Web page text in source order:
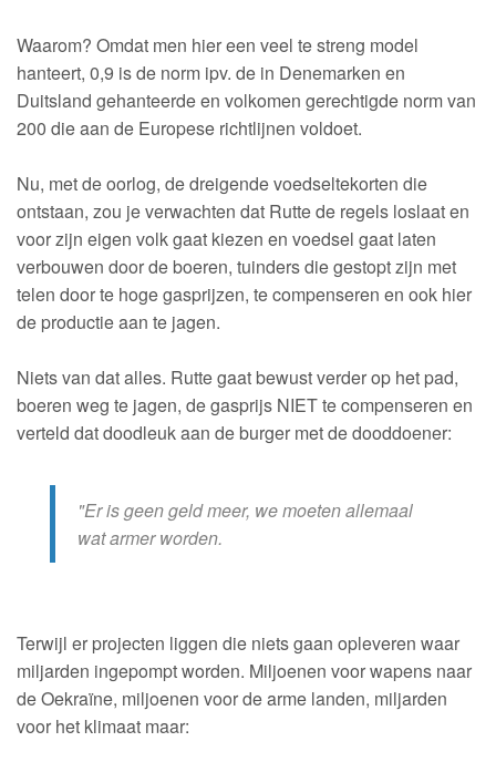
Waarom? Omdat men hier een veel te streng model
hanteert, 0,9 is de norm ipv. de in Denemarken en
Duitsland gehanteerde en volkomen gerechtigde norm van
200 die aan de Europese richtlijnen voldoet.
Nu, met de oorlog, de dreigende voedseltekorten die
ontstaan, zou je verwachten dat Rutte de regels loslaat en
voor zijn eigen volk gaat kiezen en voedsel gaat laten
verbouwen door de boeren, tuinders die gestopt zijn met
telen door te hoge gasprijzen, te compenseren en ook hier
de productie aan te jagen.
Niets van dat alles. Rutte gaat bewust verder op het pad,
boeren weg te jagen, de gasprijs NIET te compenseren en
verteld dat doodleuk aan de burger met de dooddoener:
"Er is geen geld meer, we moeten allemaal
wat armer worden.
Terwijl er projecten liggen die niets gaan opleveren waar
miljarden ingepompt worden. Miljoenen voor wapens naar
de Oekraïne, miljoenen voor de arme landen, miljarden
voor het klimaat maar: